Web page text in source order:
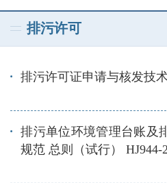
排污许可
排污许可证申请与核发技
排污单位环境管理台账及
规范 总则（试行） HJ944-